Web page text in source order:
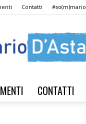
Contatti #so(m)mario
CONTATTI